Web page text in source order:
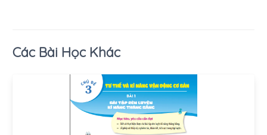
Các Bài Học Khác